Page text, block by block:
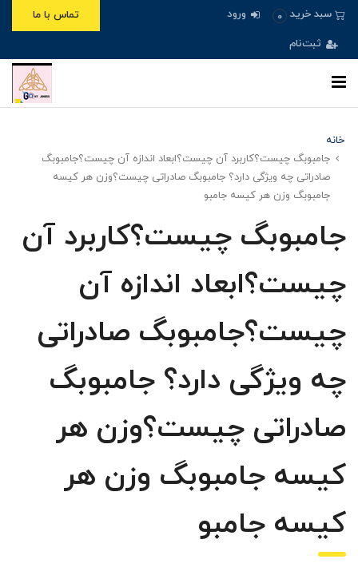
سبد خرید 0 ورود
ثبت‌نام
تماس با ما
خانه
جامبوبگ چیست؟کاربرد آن چیست؟ابعاد اندازه آن چیست؟جامبوبگ
صادراتی چه ویژگی دارد؟ جامبوبگ صادراتی چیست؟وزن هر کیسه
جامبوبگ وزن هر کیسه جامبو
جامبوبگ چیست؟کاربرد آن
چیست؟ابعاد اندازه آن
چیست؟جامبوبگ صادراتی
چه ویژگی دارد؟ جامبوبگ
صادراتی چیست؟وزن هر
کیسه جامبوبگ وزن هر
کیسه جامبو